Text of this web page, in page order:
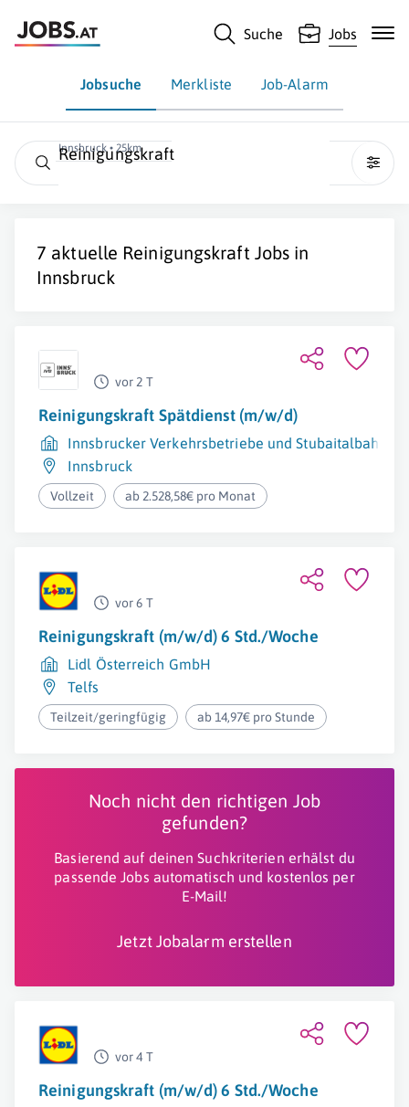
Suche Jobs
Jobsuche Merkliste Job-Alarm
Innsbruck • 25km
Reinigungskraft
7 aktuelle Reinigungskraft Jobs in
Innsbruck
vor 2 T
Reinigungskraft Spätdienst (m/w/d)
Innsbrucker Verkehrsbetriebe und Stubaitalbahn
Innsbruck
Vollzeit ab 2.528,58€ pro Monat
vor 6 T
Reinigungskraft (m/w/d) 6 Std./Woche
Lidl Österreich GmbH
Telfs
Teilzeit/geringfügig ab 14,97€ pro Stunde
Noch nicht den richtigen Job
gefunden?
Basierend auf deinen Suchkriterien erhälst du
passende Jobs automatisch und kostenlos per
E-Mail!
Jetzt Jobalarm erstellen
vor 4 T
Reinigungskraft (m/w/d) 6 Std./Woche